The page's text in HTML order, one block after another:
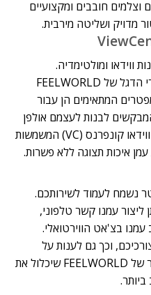
וצלמים חובבים ומקצועיים
מדויק ושליטה מירבית.
ווידאו ומולטימדיה.
אנו שמחים ומתגאים לשווק את מוצרי הדגל של FEELWORLD
המתאימים הן עבור
לבנות לעצמם אולפן
ביתי ברמה הגבוהה ביותר ומצלמות ווידאו קונפרנס (VC) המשמשות
עמן איכות תצוגה ללא פשרות.
נשמח לעמוד לשירותכם.
ליצור עמנו קשר טלפוני,
בצ'אט הווירטואלי.
וכך גם לענות על
דרישותיכם ולהכווין אתכם אל המוצר של FEELWORLD שיכלול את